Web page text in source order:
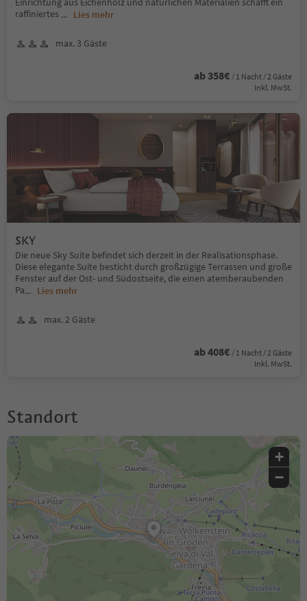
raffiniertes ... Lies mehr
max. 3 Gäste
ab 358€ / 1 Nacht / 2 Gäste
Inkl. MwSt.
SKY
Die neue Sky Suite befindet sich derzeit in der Realisationsphase.
Diese elegante Suite besticht durch großzügige Terrassen und große
Fenster auf der Ost- und Südostseite, die einen atemberaubenden
Pa... Lies mehr
max. 2 Gäste
ab 408€ / 1 Nacht / 2 Gäste
Inkl. MwSt.
Standort
+
−